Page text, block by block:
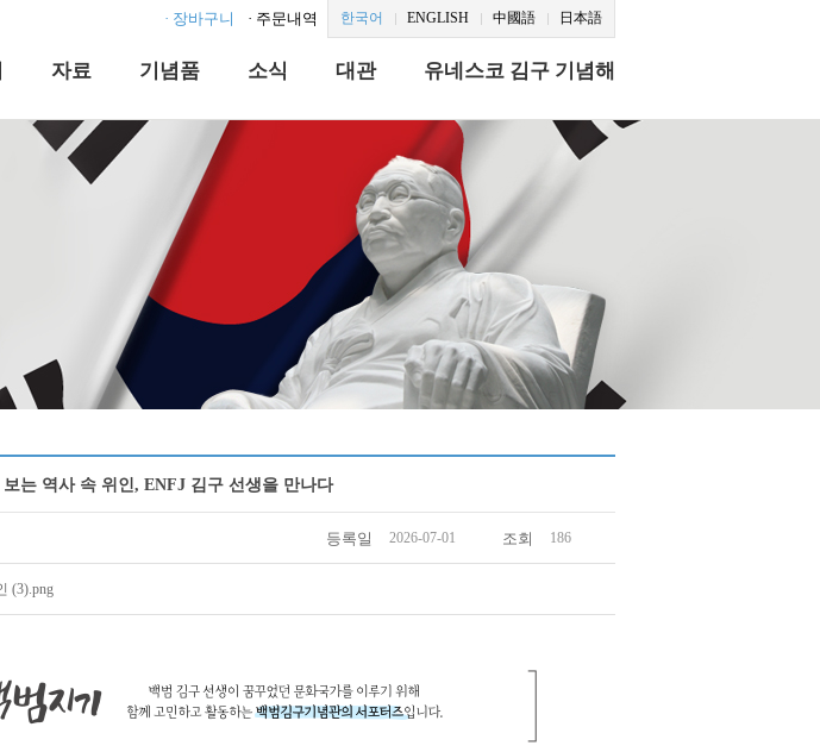
· 장바구니 · 주문내역 한국어 ENGLISH 中國語 日本語
자료 기념품 소식 대관 유네스코 김구 기념해
는 역사 속 위인, ENFJ 김구 선생을 만나다
등록일 2026-07-01 조회 186
(3).png